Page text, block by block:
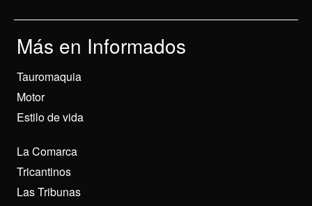
Más en Informados
Tauromaquia
Motor
Estilo de vida
La Comarca
Tricantinos
Las Tribunas